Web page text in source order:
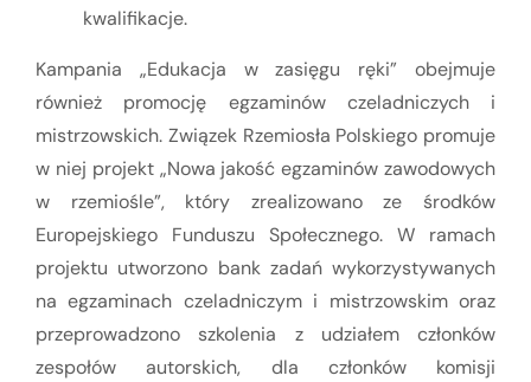
kwalifikacje.
Kampania „Edukacja w zasięgu ręki” obejmuje
również promocję egzaminów czeladniczych i
mistrzowskich. Związek Rzemiosła Polskiego promuje
w niej projekt „Nowa jakość egzaminów zawodowych
w rzemiośle”, który zrealizowano ze środków
Europejskiego Funduszu Społecznego. W ramach
projektu utworzono bank zadań wykorzystywanych
na egzaminach czeladniczym i mistrzowskim oraz
przeprowadzono szkolenia z udziałem członków
zespołów autorskich, dla członków komisji